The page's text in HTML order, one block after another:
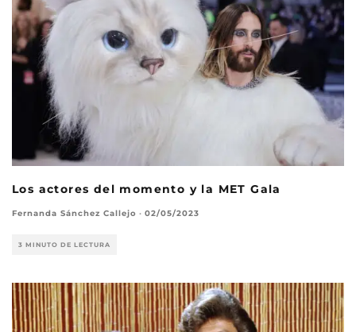
Los actores del momento y la MET Gala
Fernanda Sánchez Callejo · 02/05/2023
3 MINUTO DE LECTURA